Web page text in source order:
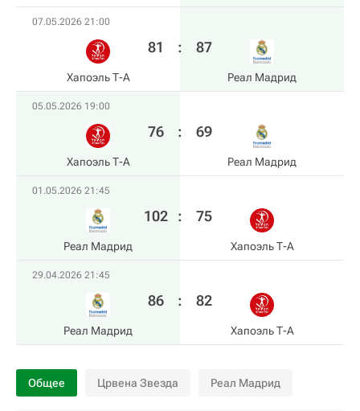
07.05.2026 21:00
Хапоэль Т-А
81 : 87
Реал Мадрид
05.05.2026 19:00
Хапоэль Т-А
76 : 69
Реал Мадрид
01.05.2026 21:45
Реал Мадрид
102 : 75
Хапоэль Т-А
29.04.2026 21:45
Реал Мадрид
86 : 82
Хапоэль Т-А
Общее Црвена Звезда Реал Мадрид